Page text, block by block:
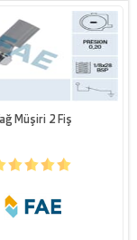
Müşiri 2 Fiş